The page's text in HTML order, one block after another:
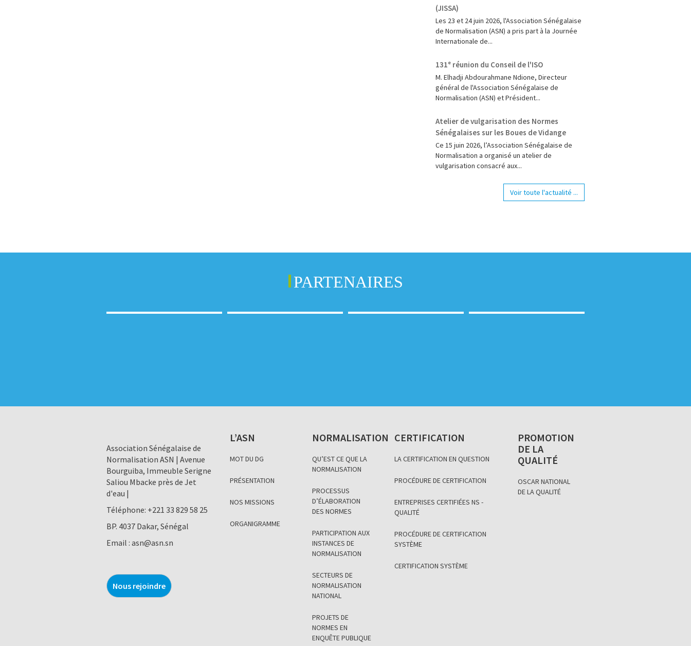
(JISSA)
‎Les 23 et 24 juin 2026, l'Association Sénégalaise
de Normalisation (ASN) a pris part à la Journée
Internationale de...
131ᵉ réunion du Conseil de l'ISO
M. Elhadji Abdourahmane Ndione, Directeur
général de l'Association Sénégalaise de
Normalisation (ASN) et Président...
Atelier de vulgarisation des Normes
Sénégalaises sur les Boues de Vidange
Ce 15 juin 2026, l’Association Sénégalaise de
Normalisation a organisé un atelier de
vulgarisation consacré aux...
Voir toute l'actualité ...
PARTENAIRES
Association Sénégalaise de
Normalisation ASN | Avenue
Bourguiba, Immeuble Serigne
Saliou Mbacke près de Jet
d'eau |
Téléphone: +221 33 829 58 25
BP. 4037 Dakar, Sénégal
Email : asn@asn.sn
Nous rejoindre
L’ASN
MOT DU DG
PRÉSENTATION
NOS MISSIONS
ORGANIGRAMME
NORMALISATION
QU’EST CE QUE LA
NORMALISATION
PROCESSUS
D’ÉLABORATION
DES NORMES
PARTICIPATION AUX
INSTANCES DE
NORMALISATION
SECTEURS DE
NORMALISATION
NATIONAL
PROJETS DE
NORMES EN
ENQUÊTE PUBLIQUE
CERTIFICATION
LA CERTIFICATION EN QUESTION
PROCÉDURE DE CERTIFICATION
ENTREPRISES CERTIFIÉES NS -
QUALITÉ
PROCÉDURE DE CERTIFICATION
SYSTÈME
CERTIFICATION SYSTÈME
PROMOTION
DE LA
QUALITÉ
OSCAR NATIONAL
DE LA QUALITÉ